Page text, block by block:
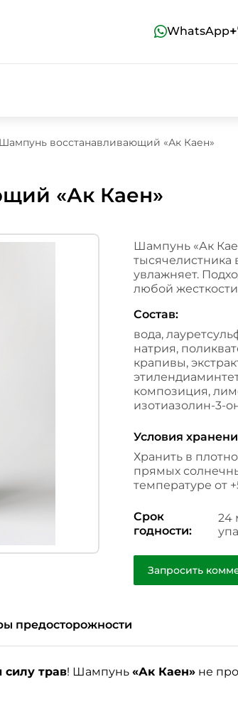
WhatsApp
Шампунь восстанавливающий «Ак Каен»
«Ак Каен»
Шампунь «Ак
тысячелистника
увлажняет.
любой
Состав:
вода,
натрия,
крапивы,
композиция,
изотиазолин-3-
Условия
Хранить в
прямых
температуре от
Срок
годности:
24
Запросить
предосторожности
силу трав! Шампунь «Ак Каен» не